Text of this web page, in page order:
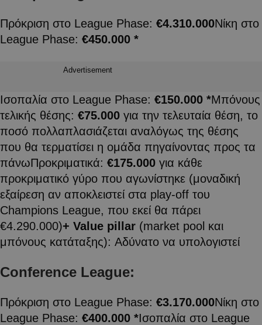
Πρόκριση στο League Phase: €4.310.000Νίκη στο
League Phase: €450.000 *
Advertisement
Ισοπαλία στο League Phase: €150.000 *Μπόνους
τελικής θέσης: €75.000 για την τελευταία θέση, το
ποσό πολλαπλασιάζεται αναλόγως της θέσης
που θα τερματίσει η ομάδα πηγαίνοντας προς τα
πάνωΠροκριματικά: €175.000 για κάθε
προκριματικό γύρο που αγωνίστηκε (μοναδική
εξαίρεση αν αποκλειστεί στα play-off του
Champions League, που εκεί θα πάρει
€4.290.000)+ Value pillar (market pool και
μπόνους κατάταξης): Αδύνατο να υπολογιστεί
Conference League:
Πρόκριση στο League Phase: €3.170.000Νίκη στο
League Phase: €400.000 *Ισοπαλία στο League